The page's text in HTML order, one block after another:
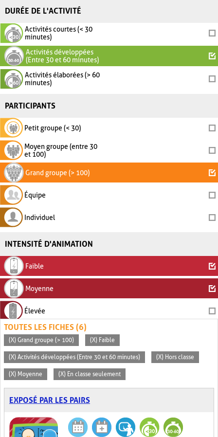
DURÉE DE L'ACTIVITÉ
Activités courtes (< 30
minutes)
Activités développées
(Entre 30 et 60 minutes)
Activités élaborées (> 60
minutes)
PARTICIPANTS
Petit groupe (< 30)
Moyen groupe (entre 30
et 100)
Grand groupe (> 100)
Équipe
Individuel
INTENSITÉ D'ANIMATION
Faible
Moyenne
Élevée
TOUTES LES FICHES (6)
(X) Grand groupe (> 100) (X) Faible
(X) Activités développées (Entre 30 et 60 minutes) (X) Hors classe
(X) Moyenne (X) En classe seulement
EXPOSÉ PAR LES PAIRS